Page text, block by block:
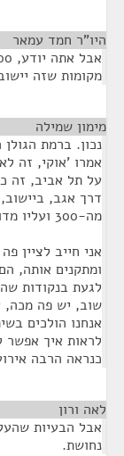
היו"ר חמד עמאר
מקומות שזה
מימון שמילה
על תל אביב, זה
מה-300 ועליו מדווחים גם.
אני חייב לציין
ומתקנים אותה,
לגעת בנקודות
שוב, יש פה מכה,
אנחנו הולכים
לראות איך
כנראה הרבה
לאה ורון
אבל הבעיות
נחושת.